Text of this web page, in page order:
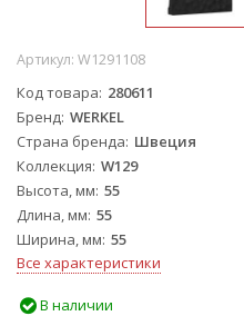
Артикул: W1291108
Код товара 280611
Бренд WERKEL
Страна бренда Швеция
Коллекция W129
Высота, мм 55
Длина, мм 55
Ширина, мм 55
Все характеристики
В наличии